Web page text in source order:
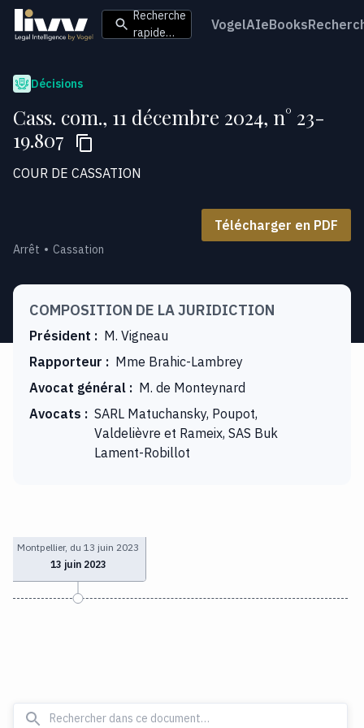
Recherche
rapide…
VogelAIeBooks
Décisions
Cass. com., 11 décembre 2024, n° 23-
19.807
COUR DE CASSATION
Télécharger en PDF
Arrêt Cassation
COMPOSITION DE LA JURIDICTION
Président : M. Vigneau
Rapporteur : Mme Brahic-Lambrey
Avocat général : M. de Monteynard
Avocats : SARL Matuchansky, Poupot,
Valdelièvre et Rameix, SAS Buk
Lament-Robillot
Montpellier, du 13 juin 2023
13 juin 2023